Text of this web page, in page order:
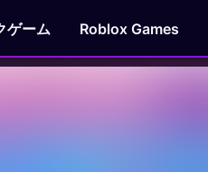
ゲーム Roblox Games